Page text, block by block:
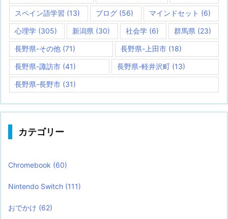
スペイン語学習 (13) ブログ (56) マインドセット (6)
心理学 (305) 新潟県 (30) 社会学(6) 群馬県 (23)
長野県-その他 (71) 長野県-上田市(18)
長野県-諏訪市 (41) 長野県-軽井沢町 (13)
長野県-長野市 (31)
カテゴリー
Chromebook (60)
Nintendo Switch (111)
おでかけ (62)